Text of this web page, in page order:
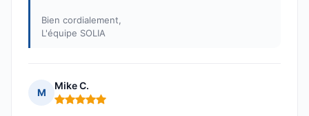
Bien cordialement,
L'équipe SOLIA
M
Mike C.
Note : 5 sur 5